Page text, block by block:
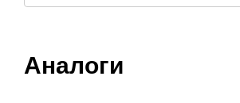
Аналоги